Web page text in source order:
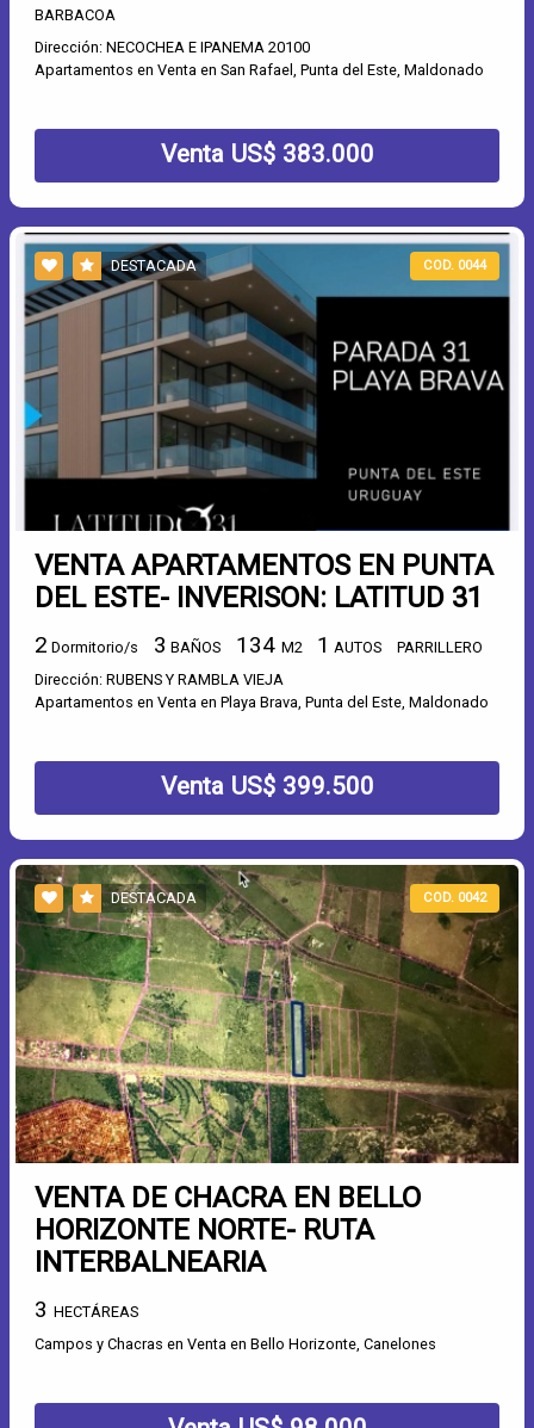
BARBACOA
Dirección: NECOCHEA E IPANEMA 20100
Apartamentos en Venta en San Rafael, Punta del Este, Maldonado
Venta US$ 383.000
DESTACADA COD. 0044
VENTA APARTAMENTOS EN PUNTA
DEL ESTE- INVERISON: LATITUD 31
2 Dormitorio/s 3 BAÑOS 134 M2 1 AUTOS
PARRILLERO
Dirección: RUBENS Y RAMBLA VIEJA
Apartamentos en Venta en Playa Brava, Punta del Este, Maldonado
Venta US$ 399.500
DESTACADA COD. 0042
VENTA DE CHACRA EN BELLO
HORIZONTE NORTE- RUTA
INTERBALNEARIA
3 HECTÁREAS
Campos y Chacras en Venta en Bello Horizonte, Canelones